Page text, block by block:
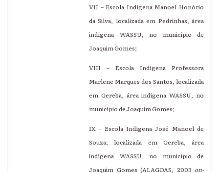
VII – Escola Indígena Manoel Honório
da Silva, localizada em Pedrinhas, área
indígena WASSU, no município de
Joaquim Gomes;
VIII – Escola Indígena Professora
Marlene Marques dos Santos, localizada
em Gereba, área indígena WASSU, no
município de Joaquim Gomes;
IX – Escola Indígena José Manoel de
Souza, localizada em Gereba, área
indígena WASSU, no município de
Joaquim Gomes (ALAGOAS, 2003 on-